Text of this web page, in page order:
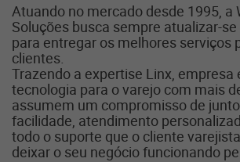
Atuando no mercado desde 1995, a
Soluções busca sempre atualizar-
para entregar os melhores serviços
clientes.
Trazendo a expertise Linx, empresa
tecnologia para o varejo com mais
assumem um compromisso de
facilidade, atendimento
todo o suporte que o cliente
deixar o seu negócio funcionando